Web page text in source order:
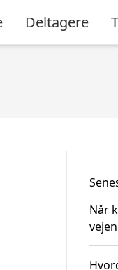
Deltagere
Når